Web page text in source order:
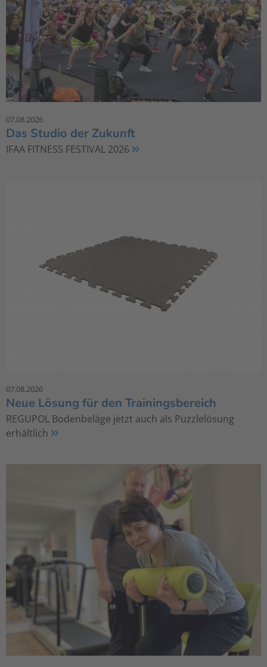
07.08.2026
Das Studio der Zukunft
IFAA FITNESS FESTIVAL 2026
07.08.2026
Neue Lösung für den Trainingsbereich
REGUPOL Bodenbeläge jetzt auch als Puzzlelösung
erhältlich